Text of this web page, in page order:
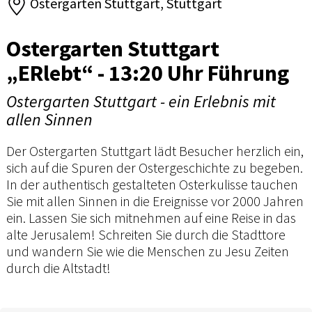
Ostergarten Stuttgart
„ERlebt“ - 13:20 Uhr Führung
Ostergarten Stuttgart - ein Erlebnis mit
allen Sinnen
Der Ostergarten Stuttgart lädt Besucher herzlich ein,
sich auf die Spuren der Ostergeschichte zu begeben.
In der authentisch gestalteten Osterkulisse tauchen
Sie mit allen Sinnen in die Ereignisse vor 2000 Jahren
ein. Lassen Sie sich mitnehmen auf eine Reise in das
alte Jerusalem! Schreiten Sie durch die Stadttore
und wandern Sie wie die Menschen zu Jesu Zeiten
durch die Altstadt!